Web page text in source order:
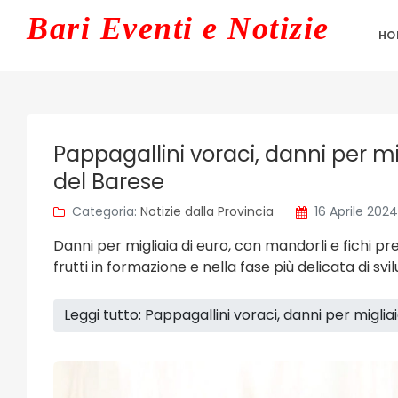
Bari Eventi e Notizie
Pappagallini voraci, danni per
del Barese
Categoria: Notizie dalla Provincia 16 Aprile 2024
Danni per migliaia di euro, con mandorli e fichi
frutti in formazione e nella fase più delicata di
Leggi tutto: Pappagallini voraci, danni per